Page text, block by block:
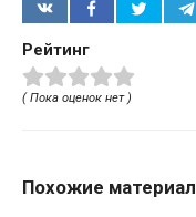
Рейтинг
( Пока оценок нет )
Похожие